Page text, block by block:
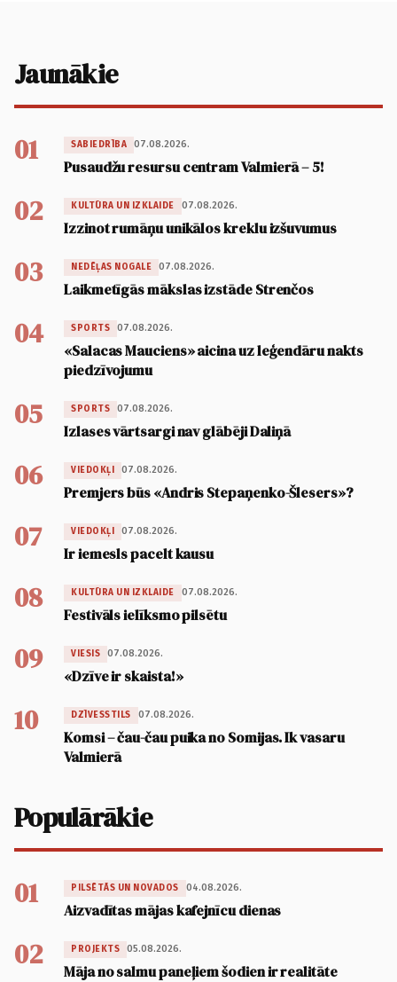
Jaunākie
01 SABIEDRĪBA 07.08.2026.
Pusaudžu resursu centram Valmierā – 5!
02 KULTŪRA UN IZKLAIDE 07.08.2026.
Izzinot rumāņu unikālos kreklu izšuvumus
03 NEDĒĻAS NOGALE 07.08.2026.
Laikmetīgās mākslas izstāde Strenčos
04 SPORTS 07.08.2026.
«Salacas Mauciens» aicina uz leģendāru nakts
piedzīvojumu
05 SPORTS 07.08.2026.
Izlases vārtsargi nav glābēji Daliņā
06 VIEDOKĻI 07.08.2026.
Premjers būs «Andris Stepaņenko-Šlesers»?
07 VIEDOKĻI 07.08.2026.
Ir iemesls pacelt kausu
08 KULTŪRA UN IZKLAIDE 07.08.2026.
Festivāls ielīksmo pilsētu
09 VIESIS 07.08.2026.
«Dzīve ir skaista!»
10 DZĪVESSTILS 07.08.2026.
Komsi – čau-čau puika no Somijas. Ik vasaru
Valmierā
Populārākie
01 PILSĒTĀS UN NOVADOS 04.08.2026.
Aizvadītas mājas kafejnīcu dienas
02 PROJEKTS 05.08.2026.
Māja no salmu paneļiem šodien ir realitāte